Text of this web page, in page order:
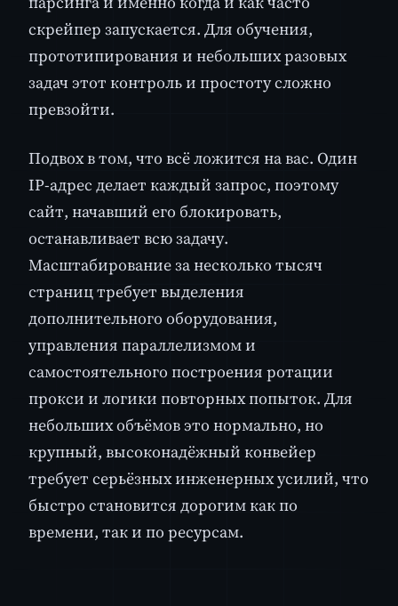
скрейпер запускается. Для обучения,
прототипирования и небольших разовых
задач этот контроль и простоту сложно
превзойти.
Подвох в том, что всё ложится на вас. Один
IP-адрес делает каждый запрос, поэтому
сайт, начавший его блокировать,
останавливает всю задачу.
Масштабирование за несколько тысяч
страниц требует выделения
дополнительного оборудования,
управления параллелизмом и
самостоятельного построения ротации
прокси и логики повторных попыток. Для
небольших объёмов это нормально, но
крупный, высоконадёжный конвейер
требует серьёзных инженерных усилий, что
быстро становится дорогим как по
времени, так и по ресурсам.